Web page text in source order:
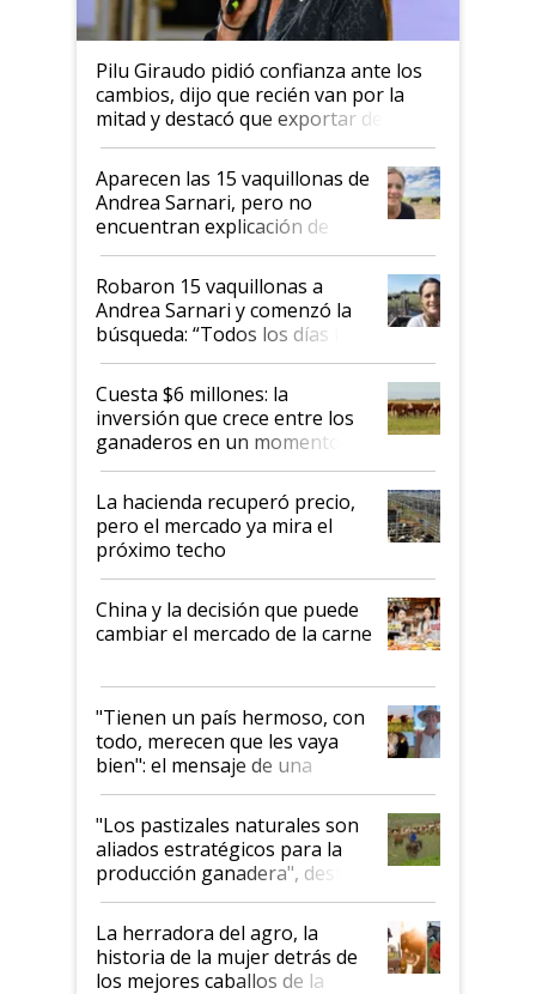
Pilu Giraudo pidió confianza ante los
cambios, dijo que recién van por la
mitad y destacó que exportar dejó de
ser "para unos pocos": "Tenemos un
mandato muy claro del gobierno
nacional"
Aparecen las 15 vaquillonas de
Andrea Sarnari, pero no
encuentran explicación de
cómo llegaron allí
Robaron 15 vaquillonas a
Andrea Sarnari y comenzó la
búsqueda: “Todos los días le
toca a algún productor”
Cuesta $6 millones: la
inversión que crece entre los
ganaderos en un momento
histórico para la actividad
La hacienda recuperó precio,
pero el mercado ya mira el
próximo techo
China y la decisión que puede
cambiar el mercado de la carne
"Tienen un país hermoso, con
todo, merecen que les vaya
bien": el mensaje de una
ganadera uruguaya sobre las
oportunidades que se abren
para el agro en Argentina, con
foco en la carne
"Los pastizales naturales son
aliados estratégicos para la
producción ganadera", destaca
la iniciativa que ya reúne a 46
establecimientos en Argentina
La herradora del agro, la
historia de la mujer detrás de
los mejores caballos de la